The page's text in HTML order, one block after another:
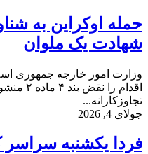
حمله اوکراین به
شهادت یک ملوان
وزارت امور خارجه جمهوری
اقدام
تجاوزکارانه...
جولای 4, 2026
فردا یکشنبه